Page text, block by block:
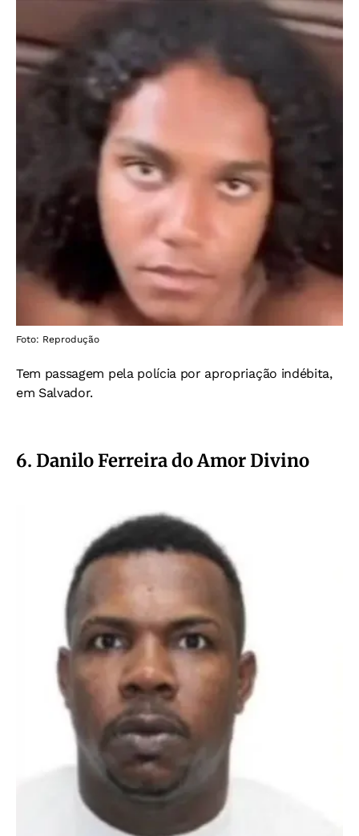
Foto: Reprodução
Tem passagem pela polícia por apropriação indébita,
em Salvador.
6. Danilo Ferreira do Amor Divino